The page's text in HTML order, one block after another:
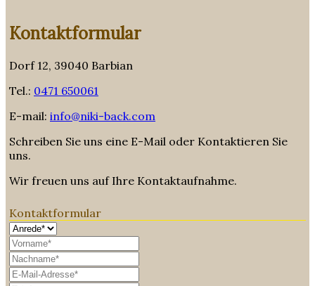
Kontaktformular
Dorf 12, 39040 Barbian
Tel.: 0471 650061
E-mail: info@niki-back.com
Schreiben Sie uns eine E-Mail oder Kontaktieren Sie
uns.
Wir freuen uns auf Ihre Kontaktaufnahme.
Kontaktformular